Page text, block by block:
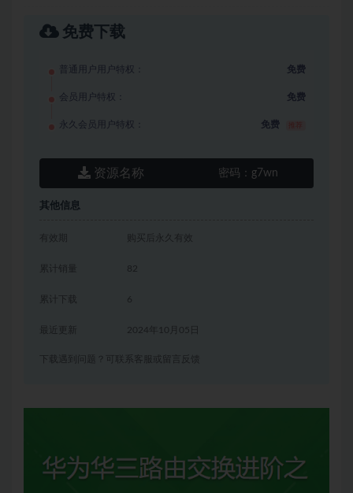
免费下载
普通用户用户特权： 免费
会员用户特权： 免费
永久会员用户特权： 免费
资源名称 密码： g7wn
其他信息
有效期 购买后永久有效
累计销量 82
累计下载 6
2024年10月05日
下载遇到问题？可联系客服或留言反馈